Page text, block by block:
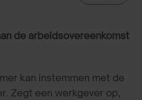
de arbeidsovereenkomst
kan instemmen met de
Zegt een werkgever op,